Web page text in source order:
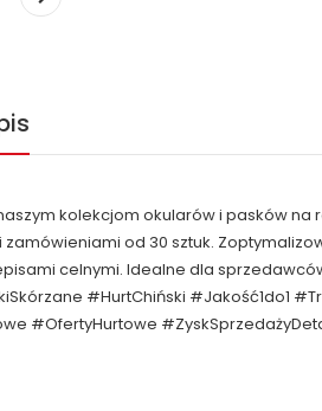
kolekcjom okularów i pasków na
od 30 sztuk.
celnymi. Idealne dla
#HurtChiński #Jakość1do1
#OfertyHurtowe